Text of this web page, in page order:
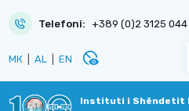
Telefoni: +389 (0)2 3125 044
МК AL EN disabled_visible
Instituti i Shëndetit